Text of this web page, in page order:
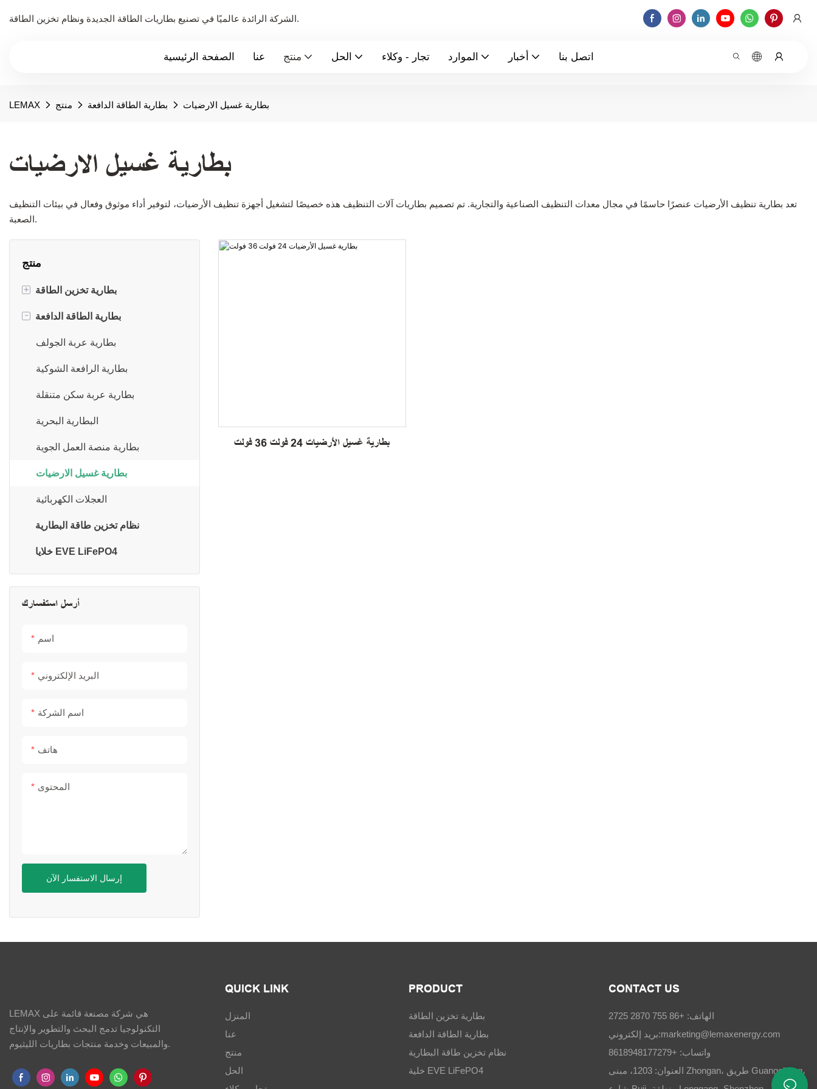
الشركة الرائدة عالميًا في تصنيع بطاريات الطاقة الجديدة ونظام تخزين الطاقة.
الصفحة الرئيسية عنا منتج الحل تجار - وكلاء الموارد أخبار اتصل بنا
LEMAX منتج بطارية الطاقة الدافعة بطارية غسيل الارضيات
بطارية غسيل الارضيات
تعد بطارية تنظيف الأرضيات عنصرًا حاسمًا في مجال معدات التنظيف الصناعية والتجارية. تم تصميم بطاريات آلات التنظيف هذه خصيصًا لتشغيل أجهزة تنظيف الأرضيات، لتوفير أداء موثوق وفعال في بيئات التنظيف
الصعبة.
منتج
+ بطارية تخزين الطاقة
بطارية مثبتة على الحائط
بطارية مثبتة على الرف
بطارية قابلة للتكديس
بطارية الجهد العالي
بطارية بديلة لحمض الرصاص
الكل في واحد نظام تخزين الطاقة
- بطارية الطاقة الدافعة
بطارية عربة الجولف
بطارية الرافعة الشوكية
بطارية عربة سكن متنقلة
البطارية البحرية
بطارية منصة العمل الجوية
بطارية غسيل الارضيات
العجلات الكهربائية
نظام تخزين طاقة البطارية
خلايا EVE LiFePO4
أرسل استفسارك
اسم
البريد الإلكتروني
اسم الشركة
هاتف
المحتوى
إرسال الاستفسار الآن
بطارية غسيل الأرضيات 24 فولت 36 فولت
LEMAX هي شركة مصنعة قائمة على
التكنولوجيا تدمج البحث والتطوير والإنتاج
والمبيعات وخدمة منتجات بطاريات الليثيوم.
QUICK LINK
المنزل
عنا
منتج
الحل
PRODUCT
بطارية تخزين الطاقة
بطارية الطاقة الدافعة
نظام تخزين طاقة البطارية
خلية EVE LiFePO4
CONTACT US
الهاتف: +86 755 2870 2725
بريد إلكتروني:marketing@lemaxenergy.com
واتساب: +8618948177279
العنوان: 1203، مبنى Zhongan، طريق Guangchang،